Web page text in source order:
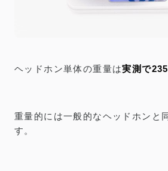
ヘッドホン単体の重量は実測で
重量的には一般的なヘッドホンと
す。